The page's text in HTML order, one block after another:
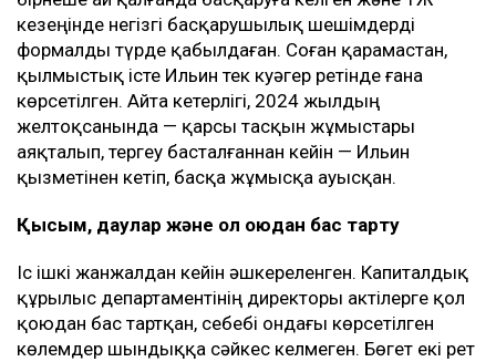
кезеңінде негізгі басқарушылық шешімдерді
формалды түрде қабылдаған. Соған қарамастан,
қылмыстық істе Ильин тек куәгер ретінде ғана
көрсетілген. Айта кетерлігі, 2024 жылдың
желтоқсанында — қарсы тасқын жұмыстары
аяқталып, тергеу басталғаннан кейін — Ильин
қызметінен кетіп, басқа жұмысқа ауысқан.
Қысым, даулар және қол қоюдан бас тарту
Іс ішкі жанжалдан кейін әшкереленген. Капиталдық
құрылыс департаментінің директоры актілерге қол
қоюдан бас тартқан, себебі ондағы көрсетілген
көлемдер шындыққа сәйкес келмеген. Бөгет екі рет